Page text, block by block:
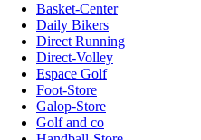
Basket-Center
Daily Bikers
Direct Running
Direct-Volley
Espace Golf
Foot-Store
Galop-Store
Golf and co